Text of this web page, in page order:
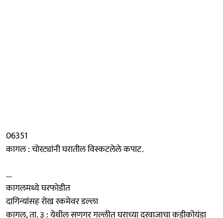
06351
कागल : चोरट्यांनी घरातील विस्कटलेले कपाट.
...
कागलमध्ये घरफोडीत
दागिन्यांसह रोख रकमेवर डल्ला
कागल, ता. ३ : येथील सणगर गल्लीत घराच्या दरवाजाचा कडीकोयंडा